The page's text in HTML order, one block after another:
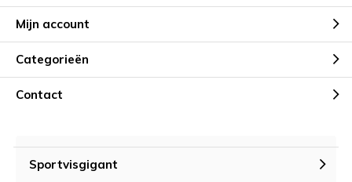
Mijn account
Categorieën
Contact
Sportvisgigant